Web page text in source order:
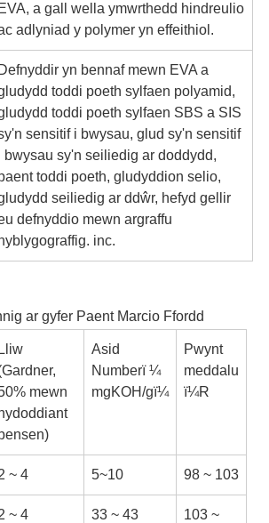
EVA, a gall wella ymwrthedd hindreulio
adlyniad y polymer yn effeithiol.
Defnyddir yn bennaf mewn EVA a
toddi poeth sylfaen polyamid,
toddi poeth sylfaen SBS a SIS
sensitif i bwysau, glud sy'n sensitif
bwysau sy'n seiliedig ar doddydd,
toddi poeth, gludyddion selio,
seiliedig ar ddŵr, hefyd gellir
defnyddio mewn argraffu
hyblygograffig. inc.
ar gyfer Paent Marcio Ffordd
Lliw
mewn
hydoddiant
bensen)
Asid
Numberï ¼
mgKOH/gï¼
Pwynt
meddalu
ï¼R
~ 4 5~10 98 ~ 103
~ 4 33 ~ 43 103 ~